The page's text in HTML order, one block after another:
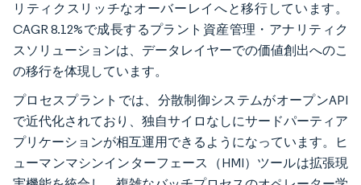
リティクスリッチなオーバーレイへと移行しています。
CAGR 8.12%で成長するプラント資産管理・アナリティク
スソリューションは、データレイヤーでの価値創出へのこ
の移行を体現しています。
プロセスプラントでは、分散制御システムがオープンAPI
で近代化されており、独自サイロなしにサードパーティア
プリケーションが相互運用できるようになっています。ヒ
ューマンマシンインターフェース（HMI）ツールは拡張現